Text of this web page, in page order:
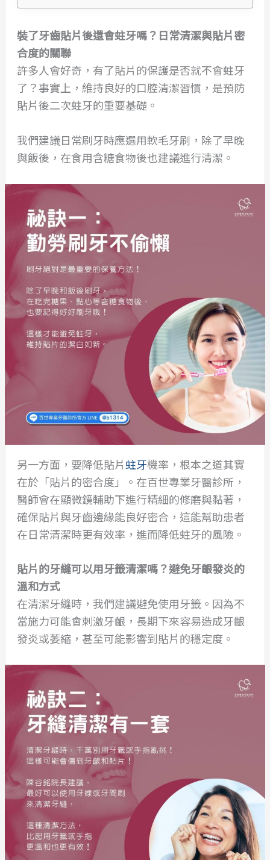
裝了牙齒貼片後還會蛀牙嗎？日常清潔與貼片密
合度的關聯
許多人會好奇，有了貼片的保護是否就不會蛀牙
了？事實上，維持良好的口腔清潔習慣，是預防
貼片後二次蛀牙的重要基礎。
我們建議日常刷牙時應選用軟毛牙刷，除了早晚
與飯後，在食用含糖食物後也建議進行清潔。
另一方面，要降低貼片蛀牙機率，根本之道其實
在於「貼片的密合度」。在百世專業牙醫診所，
醫師會在顯微鏡輔助下進行精細的修磨與黏著，
確保貼片與牙齒邊緣能良好密合，這能幫助患者
在日常清潔時更有效率，進而降低蛀牙的風險。
貼片的牙縫可以用牙籤清潔嗎？避免牙齦發炎的
溫和方式
在清潔牙縫時，我們建議避免使用牙籤。因為不
當施力可能會刺激牙齦，長期下來容易造成牙齦
發炎或萎縮，甚至可能影響到貼片的穩定度。